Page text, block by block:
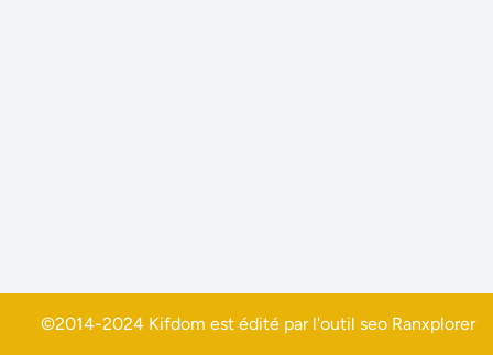
©2014-2024 Kifdom est édité par l'outil seo Ranxplorer